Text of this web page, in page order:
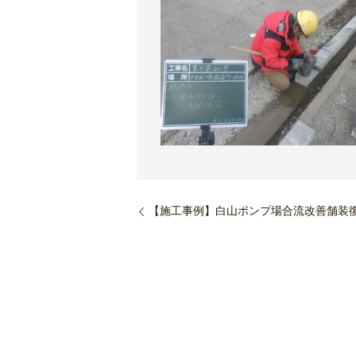
【施工事例】白山ポンプ場合流改善舗装